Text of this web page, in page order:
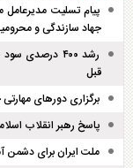
پیام تسلیت
جهاد سازندگی و
رشد ۴۰۰
قبل
برگزاری دور‌های
پاسخ رهبر انقلاب
ملت ایران برای دشمن